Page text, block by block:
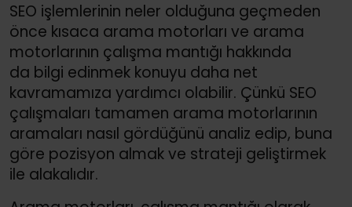
SEO işlemlerinin neler olduğuna geçmeden
önce kısaca arama motorları ve arama
motorlarının çalışma mantığı hakkında
da bilgi edinmek konuyu daha net
kavramamıza yardımcı olabilir. Çünkü SEO
çalışmaları tamamen arama motorlarının
aramaları nasıl gördüğünü analiz edip, buna
göre pozisyon almak ve strateji geliştirmek
ile alakalıdır.